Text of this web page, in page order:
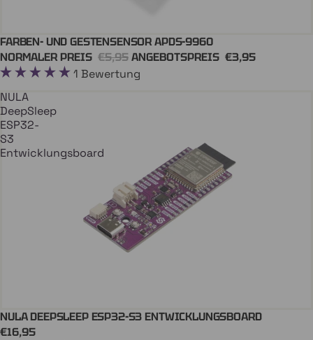
QWIIC
In Den Einkaufswagen
FARBEN- UND GESTENSENSOR APDS-9960
NORMALER PREIS €5,95ANGEBOTSPREIS €3,95
1 Bewertung
NULA
DeepSleep
ESP32-
S3
Entwicklungsboard
QWIIC
In Den Einkaufswagen
NULA DEEPSLEEP ESP32-S3 ENTWICKLUNGSBOARD
€16,95